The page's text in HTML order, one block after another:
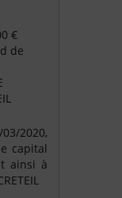
€
de
2020,
capital
ainsi à